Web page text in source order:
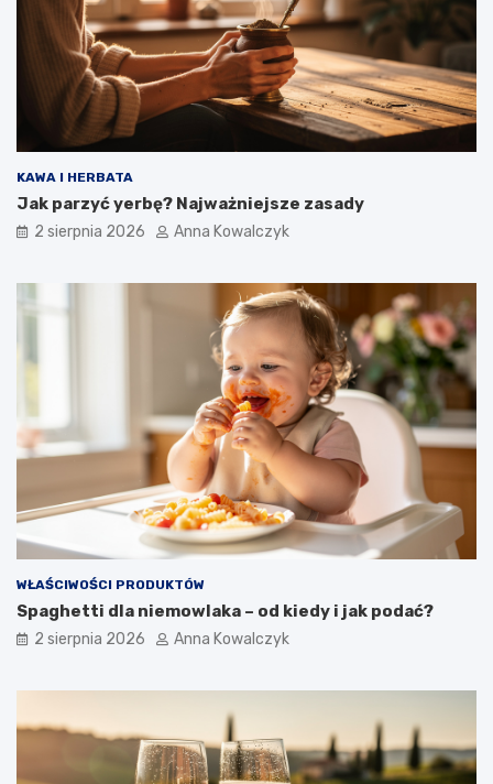
KAWA I HERBATA
Jak parzyć yerbę? Najważniejsze zasady
2 sierpnia 2026 Anna Kowalczyk
WŁAŚCIWOŚCI PRODUKTÓW
Spaghetti dla niemowlaka – od kiedy i jak podać?
2 sierpnia 2026 Anna Kowalczyk